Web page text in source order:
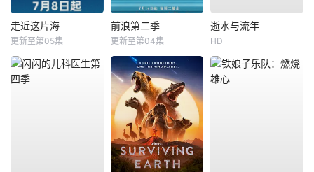
走近这片海
更新至第05集
前浪第二季
更新至第04集
逝水与流年
HD